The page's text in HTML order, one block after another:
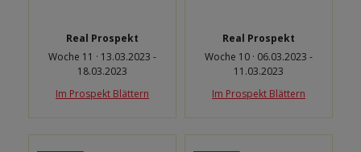
Real Prospekt
Woche 11 · 13.03.2023 -
18.03.2023
Im Prospekt Blättern
Real Prospekt
Woche 10 · 06.03.2023 -
11.03.2023
Im Prospekt Blättern